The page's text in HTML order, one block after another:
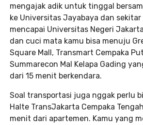
mengajak adik untuk tinggal
ke Universitas Jayabaya dan
mencapai Universitas Negeri
dan cuci mata kamu bisa menuju
Square Mall, Transmart Cempaka
Summarecon Mal Kelapa Gading
dari 15 menit berkendara.
Soal transportasi juga nggak perlu
Halte TransJakarta Cempaka
menit dari apartemen. Kamu yang